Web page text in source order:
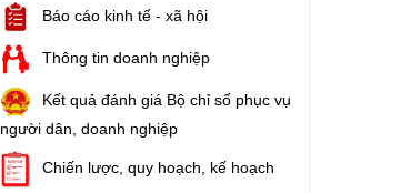
Báo cáo kinh tế - xã hội
Thông tin doanh nghiệp
Kết quả đánh giá Bộ chỉ số phục vụ
người dân, doanh nghiệp
Chiến lược, quy hoạch, kế hoạch